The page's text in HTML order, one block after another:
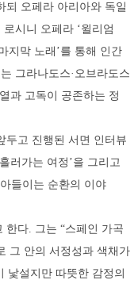
되 오페라 아리아와 독일
시니 오페라 ‘윌리엄
지막 노래’를 통해 인간
그라나도스·오브라도스
과 고독이 공존하는 정
두고 진행된 서면 인터뷰
러가는 여정’을 그리고
들이는 순환의 이야
한다. 그는 “스페인 가곡
그 안의 서정성과 색채가
낯설지만 따뜻한 감정의